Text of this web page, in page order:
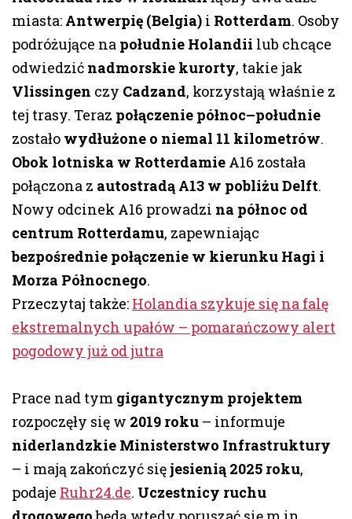
miasta: Antwerpię (Belgia) i Rotterdam. Osoby
podróżujące na południe Holandii lub chcące
odwiedzić nadmorskie kurorty, takie jak
Vlissingen czy Cadzand, korzystają właśnie z
tej trasy. Teraz połączenie północ–południe
zostało wydłużone o niemal 11 kilometrów.
Obok lotniska w Rotterdamie A16 została
połączona z autostradą A13 w pobliżu Delft.
Nowy odcinek A16 prowadzi na północ od
centrum Rotterdamu, zapewniając
bezpośrednie połączenie w kierunku Hagi i
Morza Północnego.
Przeczytaj także: Holandia szykuje się na falę
ekstremalnych upałów – pomarańczowy alert
pogodowy już od jutra
Prace nad tym gigantycznym projektem
rozpoczęły się w 2019 roku – informuje
niderlandzkie Ministerstwo Infrastruktury
– i mają zakończyć sięjesienią 2025 roku,
podaje Ruhr24.de. Uczestnicy ruchu